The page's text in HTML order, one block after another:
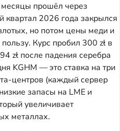
прошёл через
квартал 2026 года закрылся
но потом цены меди и
Курс пробил 300 zł в
zł после падения серебра
KGHM — это ставка на три
центров (каждый сервер
запасы на LME и
увеличивает
металлах.